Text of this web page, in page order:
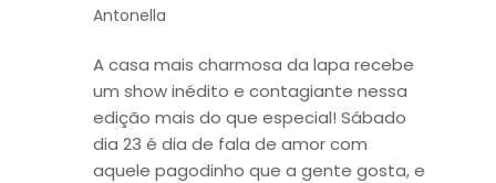
Antonella
A casa mais charmosa da lapa recebe
um show inédito e contagiante nessa
edição mais do que especial! Sábado
dia 23 é dia de fala de amor com
aquele pagodinho que a gente gosta, e